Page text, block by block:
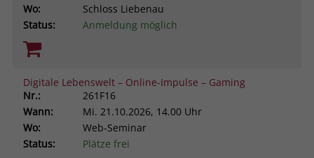
Wo:
Schloss Liebenau
Status:
Anmeldung möglich
Digitale Lebenswelt – Online-Impulse – Gaming
Nr.:
261F16
Wann:
Mi. 21.10.2026, 14.00 Uhr
Wo:
Web-Seminar
Status:
Plätze frei